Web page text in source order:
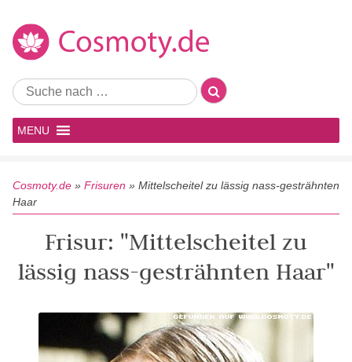
MENU
Cosmoty.de » Frisuren » Mittelscheitel zu lässig nass-gesträhnten
Haar
Frisur: "Mittelscheitel zu
lässig nass-gesträhnten Haar"